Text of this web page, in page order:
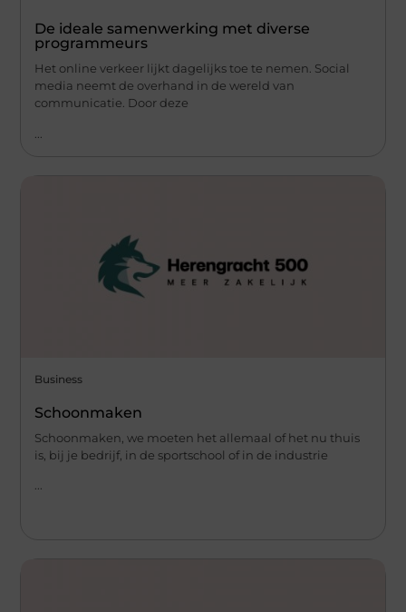
De ideale samenwerking met diverse
programmeurs
Het online verkeer lijkt dagelijks toe te nemen. Social
media neemt de overhand in de wereld van
communicatie. Door deze
Business
Schoonmaken
Schoonmaken, we moeten het allemaal of het nu thuis
is, bij je bedrijf, in de sportschool of in de industrie